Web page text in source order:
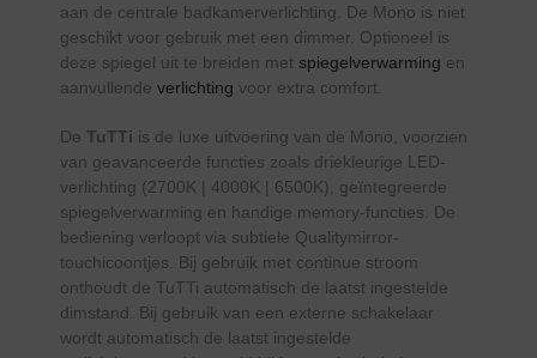
aan de centrale badkamerverlichting. De Mono is niet
geschikt voor gebruik met een dimmer. Optioneel is
deze spiegel uit te breiden met spiegelverwarming en
aanvullende verlichting voor extra comfort.
De TuTTi is de luxe uitvoering van de Mono, voorzien
van geavanceerde functies zoals driekleurige LED-
verlichting (2700K | 4000K | 6500K), geïntegreerde
spiegelverwarming en handige memory-functies. De
bediening verloopt via subtiele Qualitymirror-
touchicoontjes. Bij gebruik met continue stroom
onthoudt de TuTTi automatisch de laatst ingestelde
dimstand. Bij gebruik van een externe schakelaar
wordt automatisch de laatst ingestelde